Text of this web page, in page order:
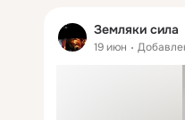
Земляки сила
19 июн